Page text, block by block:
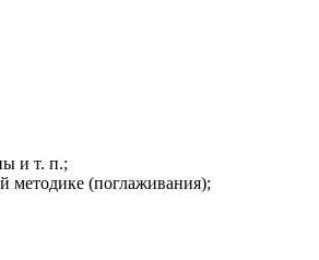
и т. п.;
методике (поглаживания);